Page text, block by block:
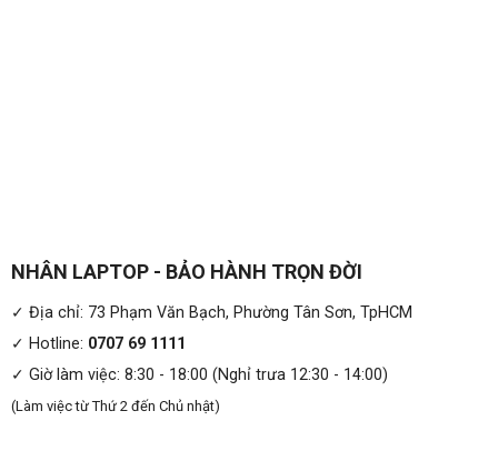
NHÂN LAPTOP - BẢO HÀNH TRỌN ĐỜI
✓ Địa chỉ: 73 Phạm Văn Bạch, Phường Tân Sơn, TpHCM
✓ Hotline: 0707 69 1111
✓ Giờ làm việc: 8:30 - 18:00 (Nghỉ trưa 12:30 - 14:00)
(Làm việc từ Thứ 2 đến Chủ nhật)